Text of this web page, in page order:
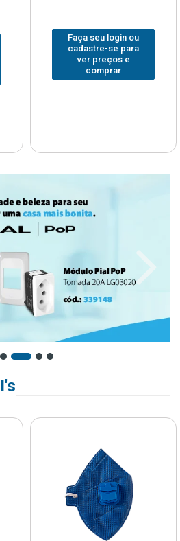
Faça seu login ou
cadastre-se para
ver preços e
comprar